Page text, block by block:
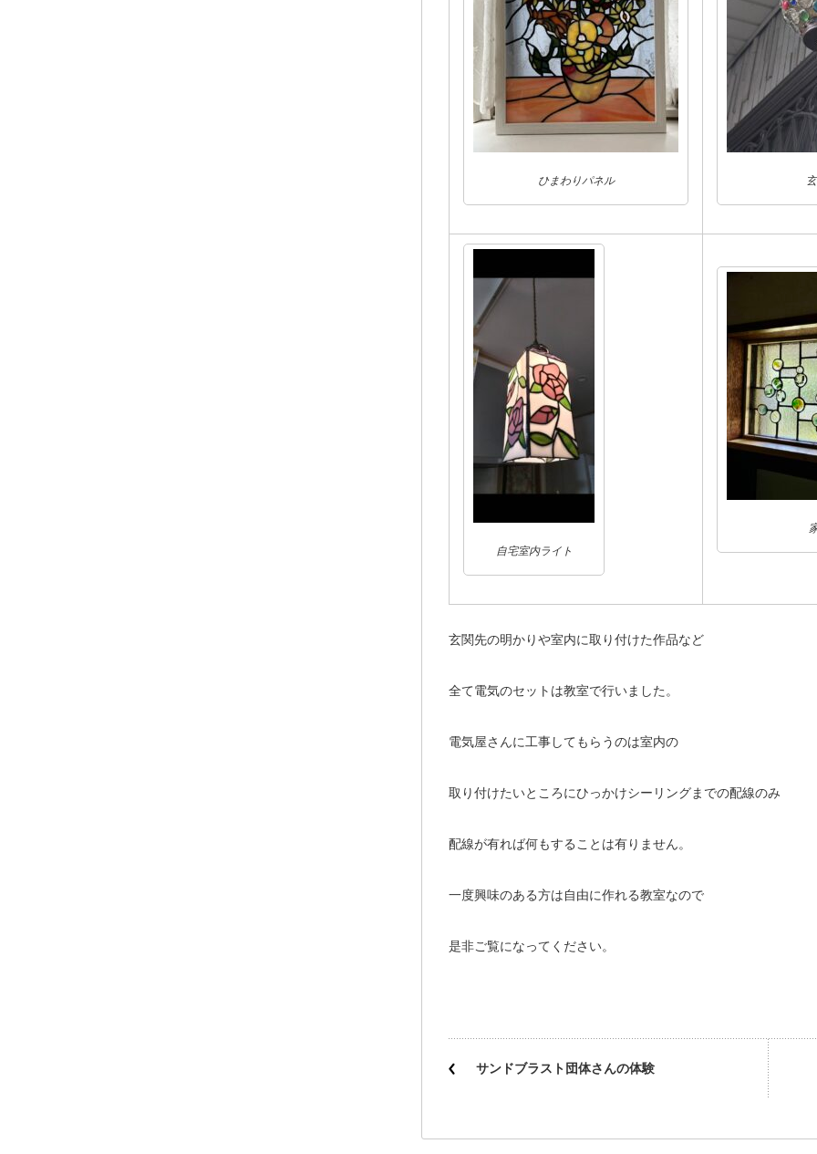
ひまわりパネル
自宅室内ライト
玄関先の明かりや室内に取り付けた作品など
全て電気のセットは教室で行いました。
電気屋さんに工事してもらうのは室内の
取り付けたいところにひっかけシーリングまでの配線のみ
配線が有れば何もすることは有りません。
一度興味のある方は自由に作れる教室なので
是非ご覧になってください。
サンドブラスト団体さんの体験